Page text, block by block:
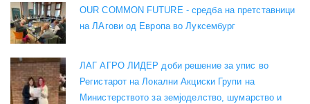
OUR COMMON FUTURE - средба на претставници
на ЛАгови од Европа во Луксембург
ЛАГ АГРО ЛИДЕР доби решение за упис во
Регистарот на Локални Акциски Групи на
Министерството за земјоделство, шумарство и